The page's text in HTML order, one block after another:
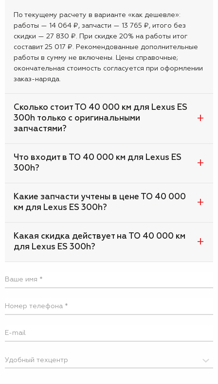
По текущему расчету в варианте «как дешевле»:
работы — 14 064 ₽, запчасти — 13 765 ₽, итого без
скидки — 27 830 ₽. При скидке 20% на работы итог
составит 25 017 ₽. Рекомендованные дополнительные
работы в сумму не включены. Цены справочные;
окончательная стоимость согласуется при оформлении
заказ-наряда.
Сколько стоит ТО 40 000 км для Lexus ES
300h только с оригинальными
запчастями?
Что входит в ТО 40 000 км для Lexus ES
300h?
Какие запчасти учтены в цене ТО 40 000
км для Lexus ES 300h?
Какая скидка действует на ТО 40 000 км
для Lexus ES 300h?